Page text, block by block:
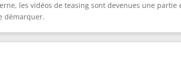
les vidéos de teasing sont devenues une partie
démarquer.